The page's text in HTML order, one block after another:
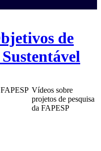
de
Vídeos sobre
projetos de pesquisa
da FAPESP